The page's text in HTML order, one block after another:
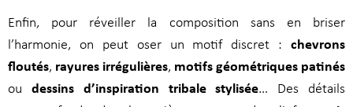
Enfin, pour réveiller la composition sans en briser
l’harmonie, on peut oser un motif discret : chevrons
floutés, rayures irrégulières, motifs géométriques patinés
ou dessins d’inspiration tribale stylisée… Des détails